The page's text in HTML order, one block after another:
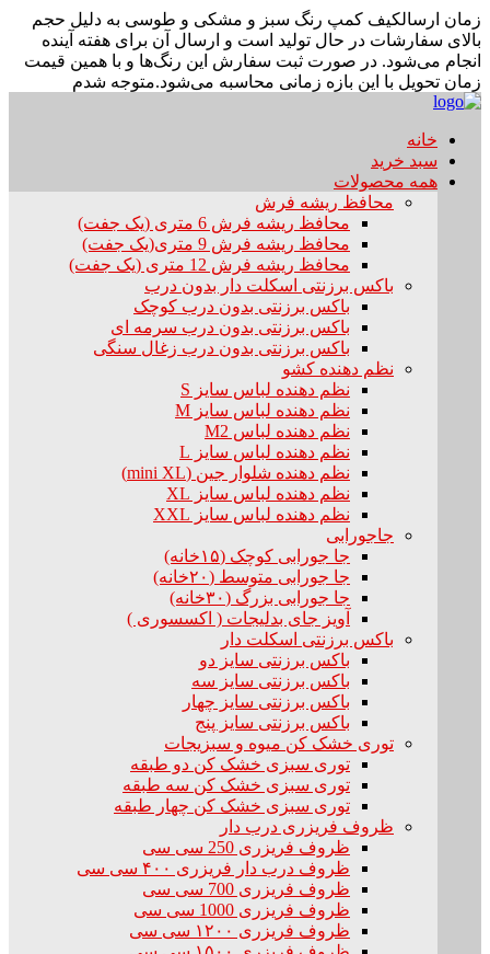
زمان ارسالکیف کمپ رنگ سبز و مشکی و طوسی به دلیل حجم
بالای سفارشات در حال تولید است و ارسال آن برای هفته آینده
انجام می‌شود. در صورت ثبت سفارش این رنگ‌ها و با همین قیمت
زمان تحویل با این بازه زمانی محاسبه می‌شود.متوجه شدم
خانه
سبد خرید
همه محصولات
محافظ ریشه فرش
محافظ ریشه فرش 6 متری (یک جفت)
محافظ ریشه فرش 9 متری(یک جفت)
محافظ ریشه فرش 12 متری (یک جفت)
باکس برزنتی اسکلت دار بدون درب
باکس برزنتی بدون درب کوچک
باکس برزنتی بدون درب سرمه ای
باکس برزنتی بدون درب زغال سنگی
نظم دهنده کشو
نظم دهنده لباس سایز S
نظم دهنده لباس سایز M
نظم دهنده لباس M2
نظم دهنده لباس سایز L
نظم دهنده شلوار جین (mini XL)
نظم دهنده لباس سایز XL
نظم دهنده لباس سایز XXL
جاجورابی
جا جورابی کوچک (۱۵خانه)
جا جورابی متوسط (۲۰خانه)
جا جورابی بزرگ (۳۰خانه)
آویز جای بدلیجات ( اکسسوری )
باکس برزنتی اسکلت دار
باکس برزنتی سایز دو
باکس برزنتی سایز سه
باکس برزنتی سایز چهار
باکس برزنتی سایز پنج
توری خشک کن میوه و سبزیجات
توری سبزی خشک کن دو طبقه
توری سبزی خشک کن سه طبقه
توری سبزی خشک کن چهار طبقه
ظروف فریزری درب دار
ظروف فریزری 250 سی سی
ظروف درب دار فریزری ۴۰۰ سی سی
ظروف فریزری 700 سی سی
ظروف فریزری 1000 سی سی
ظروف فریزری ۱۲۰۰ سی سی